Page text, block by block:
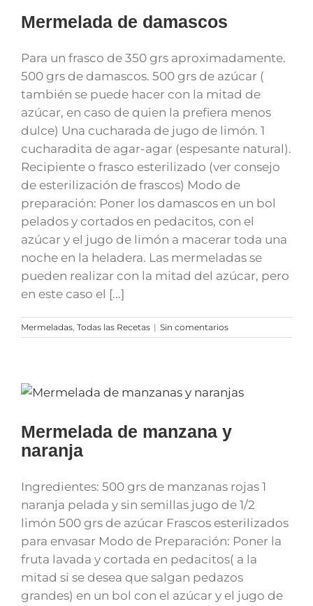
Mermelada de damascos
Para un frasco de 350 grs aproximadamente.
500 grs de damascos. 500 grs de azúcar (
también se puede hacer con la mitad de
azúcar, en caso de quien la prefiera menos
dulce) Una cucharada de jugo de limón. 1
cucharadita de agar-agar (espesante natural).
Recipiente o frasco esterilizado (ver consejo
de esterilización de frascos) Modo de
preparación: Poner los damascos en un bol
pelados y cortados en pedacitos, con el
azúcar y el jugo de limón a macerar toda una
noche en la heladera. Las mermeladas se
pueden realizar con la mitad del azúcar, pero
en este caso el [...]
Mermeladas Todas las Recetas | Sin comentarios
Mermelada de manzana y
naranja
Ingredientes: 500 grs de manzanas rojas 1
naranja pelada y sin semillas jugo de 1/2
limón 500 grs de azúcar Frascos esterilizados
para envasar Modo de Preparación: Poner la
fruta lavada y cortada en pedacitos( a la
mitad si se desea que salgan pedazos
grandes) en un bol con el azúcar y el jugo de